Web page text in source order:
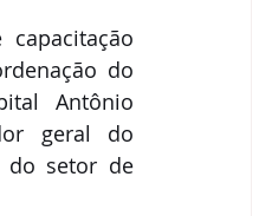
do
Antônio
geral do
do setor de